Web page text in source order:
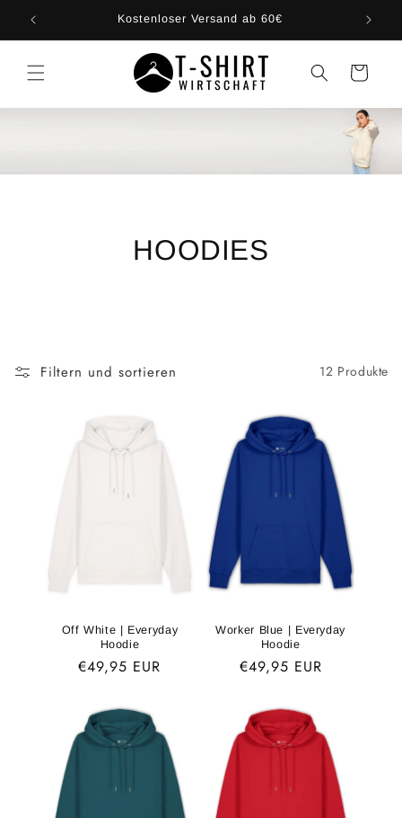
zum
Inhalt
Kostenloser Versand ab 60€
Warenkorb
HOODIES
Filtern und sortieren 12 Produkte
Off White | Everyday
Hoodie
Normaler
€49,95 EUR
Worker Blue | Everyday
Hoodie
Normaler
€49,95 EUR